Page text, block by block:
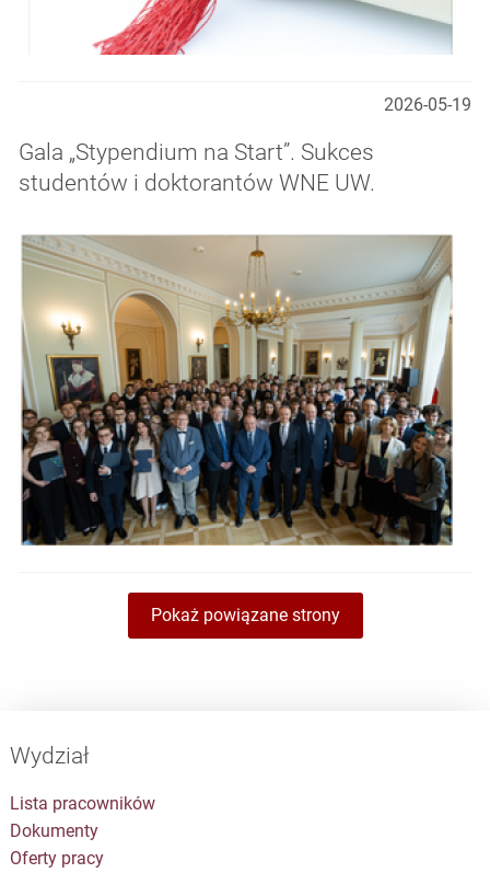
2026-05-19
Gala „Stypendium na Start”. Sukces
studentów i doktorantów WNE UW.
Pokaż powiązane strony
Wydział
Lista pracowników
Dokumenty
Oferty pracy